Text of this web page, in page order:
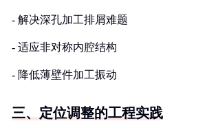
- 解决深孔加工排屑难题
- 适应非对称内腔结构
- 降低薄壁件加工振动
三、定位调整的工程实践